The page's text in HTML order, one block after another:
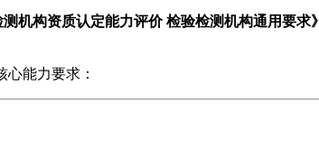
机构资质认定能力评价 检验检测机构通用要求》
能力要求：